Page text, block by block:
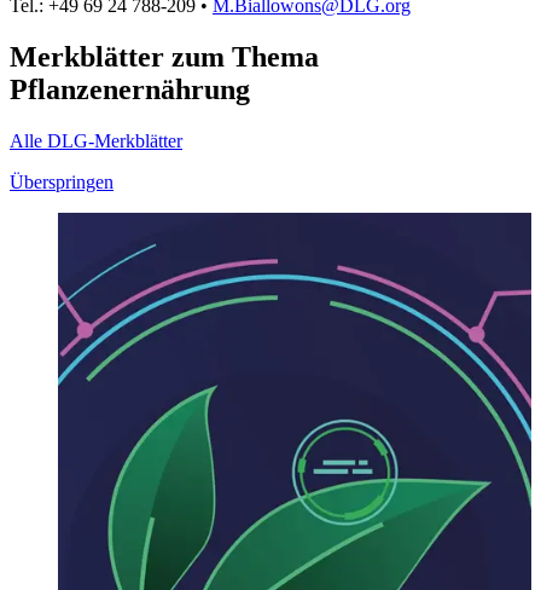
Tel.: +49 69 24 788-209 • M.Biallowons@DLG.org
Merkblätter zum Thema
Pflanzenernährung
Alle DLG-Merkblätter
Überspringen